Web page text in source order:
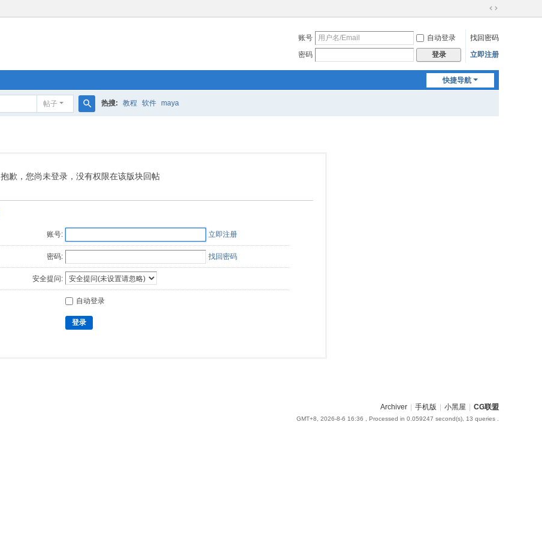
切
到
宽
账号 自动登录
找回密码
密码
登录 立即注册
快捷导航
帖子 热搜: 教程 软件 maya
抱歉，您尚未登录，没有权限在该版块回帖
账号: 立即注册
密码: 找回密码
安全提问:
自动登录
登录
Archiver 手机版 小黑屋 CG联盟
GMT+8, 2026-8-6 16:36 , Processed in 0.059247 second(s), 13 queries .